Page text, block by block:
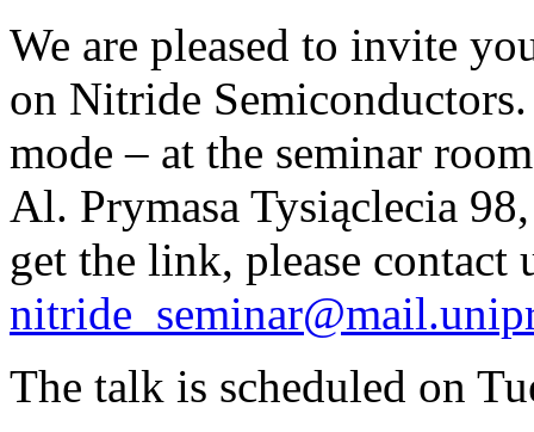
We are pleased to invite
on Nitride Semiconductors
mode – at the seminar
Al. Prymasa Tysiąclecia
get the link, please contact
The talk is scheduled on